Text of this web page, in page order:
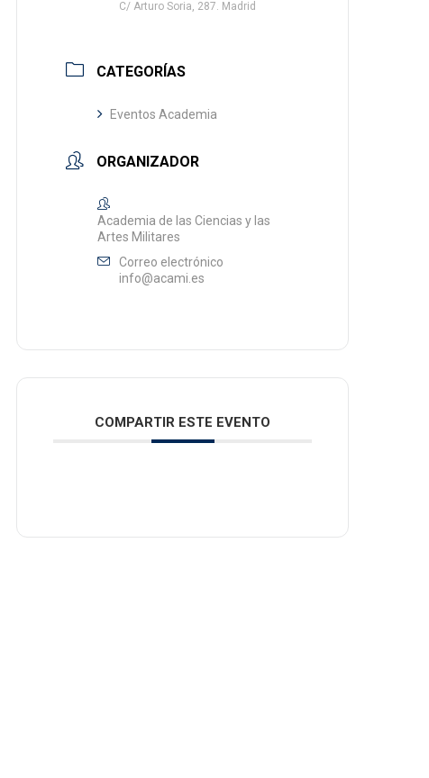
C/ Arturo Soria, 287. Madrid
CATEGORÍAS
Eventos Academia
ORGANIZADOR
Academia de las Ciencias y las
Artes Militares
Correo electrónico
info@acami.es
COMPARTIR ESTE EVENTO